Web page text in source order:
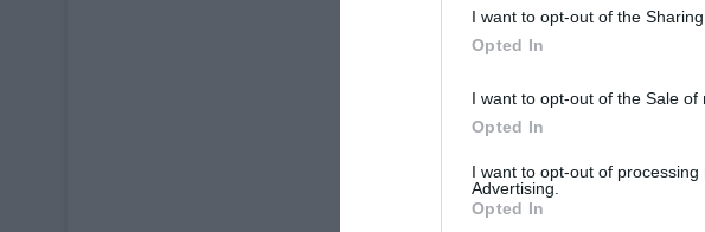
I want to opt-out of the
Opted In
I want to opt-out of the Sale of
Opted In
I want to opt-out of
Advertising.
Opted In